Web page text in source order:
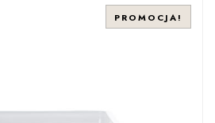
PROMOCJA!